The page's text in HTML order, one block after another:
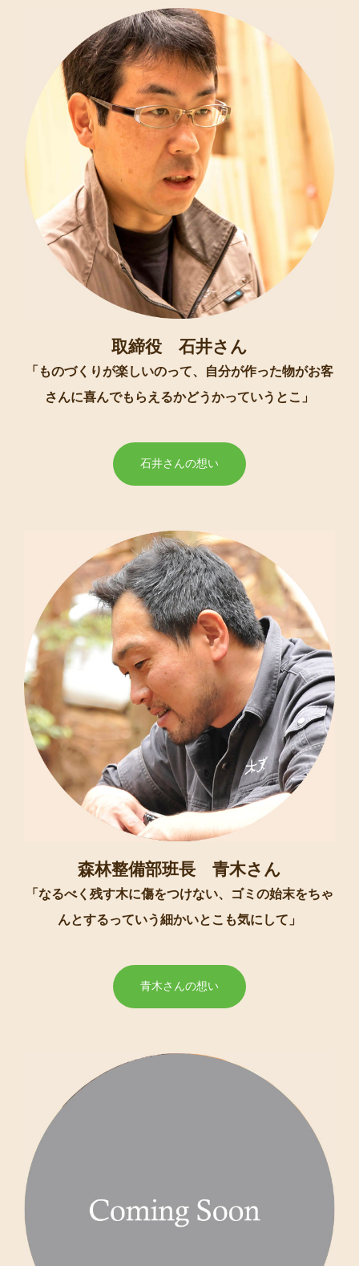
取締役 石井さん
「ものづくりが楽しいのって、自分が作った物がお客
さんに喜んでもらえるかどうかっていうとこ」
石井さんの想い
森林整備部班長 青木さん
「なるべく残す木に傷をつけない、ゴミの始末をちゃ
んとするっていう細かいとこも気にして」
青木さんの想い